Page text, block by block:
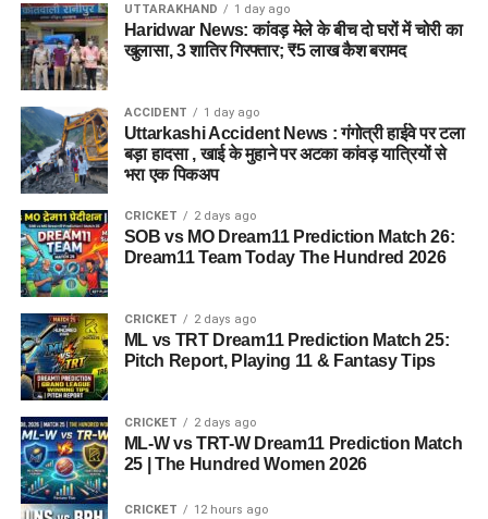
UTTARAKHAND 1 day ago
Haridwar News: कांवड़ मेले के बीच दो घरों में चोरी का
खुलासा, 3 शातिर गिरफ्तार; ₹5 लाख कैश बरामद
ACCIDENT 1 day ago
Uttarkashi Accident News : गंगोत्री हाईवे पर टला
बड़ा हादसा , खाई के मुहाने पर अटका कांवड़ यात्रियों से
भरा एक पिकअप
CRICKET 2 days ago
SOB vs MO Dream11 Prediction Match 26:
Dream11 Team Today The Hundred 2026
CRICKET 2 days ago
ML vs TRT Dream11 Prediction Match 25:
Pitch Report, Playing 11 & Fantasy Tips
CRICKET 2 days ago
ML-W vs TRT-W Dream11 Prediction Match
25 | The Hundred Women 2026
CRICKET 12 hours ago